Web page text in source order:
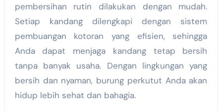
pembersihan rutin dilakukan dengan mudah.
Setiap kandang dilengkapi dengan sistem
pembuangan kotoran yang efisien, sehingga
Anda dapat menjaga kandang tetap bersih
tanpa banyak usaha. Dengan lingkungan yang
bersih dan nyaman, burung perkutut Anda akan
hidup lebih sehat dan bahagia.